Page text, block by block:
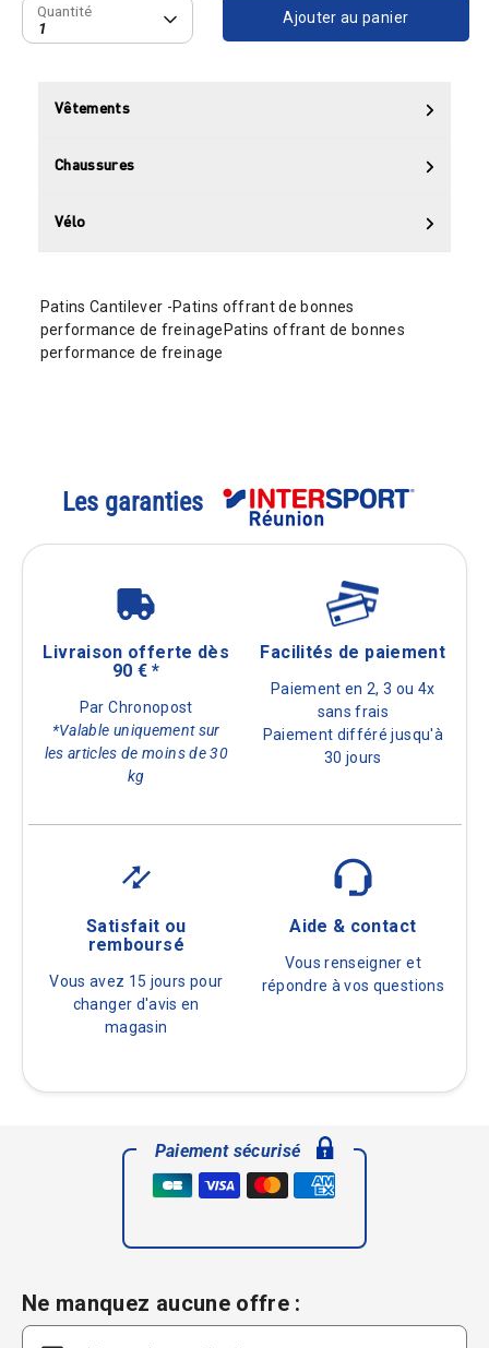
Quantité
1
Quantité Ajouter au panier
Vêtements
Chaussures
Vélo
Patins Cantilever -Patins offrant de bonnes
performance de freinagePatins offrant de bonnes
performance de freinage
Les garanties
Livraison offerte dès
90 € *
Par Chronopost
*Valable uniquement sur
les articles de moins de 30
kg
Facilités de paiement
Paiement en 2, 3 ou 4x
sans frais
Paiement différé jusqu'à
30 jours
Satisfait ou
remboursé
Vous avez 15 jours pour
changer d'avis en
magasin
Aide & contact
Vous renseigner et
répondre à vos questions
Paiement sécurisé
Ne manquez aucune offre :